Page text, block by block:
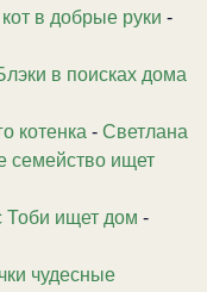
в добрые руки -
в поисках дома
котенка - Светлана
семейство ищет
Тоби ищет дом -
чудесные